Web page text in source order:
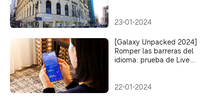
de Nueva York
23-01-2024
[Galaxy Unpacked 2024]
Romper las barreras del
idioma: prueba de Live
22-01-2024